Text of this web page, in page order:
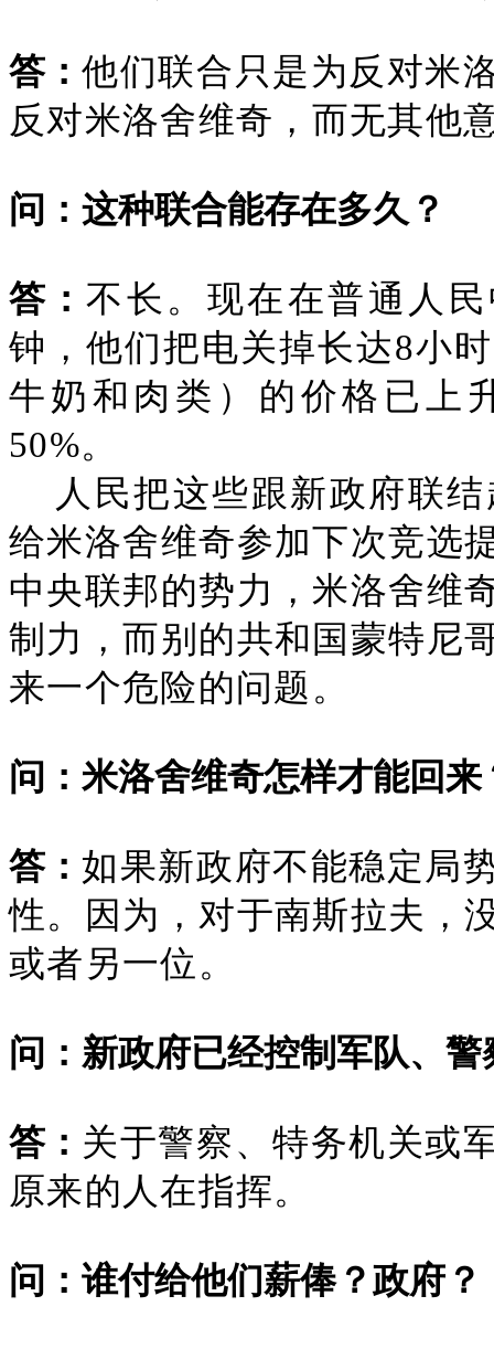
答：他们联合只是为反对米
反对米洛舍维奇，而无其他
问：这种联合能存在多久？
答：不长。现在在普通人
钟，他们把电关掉长达8小
牛奶和肉类）的价格已上
50%。
人民把这些跟新政府联
给米洛舍维奇参加下次竞选
中央联邦的势力，米洛舍维
制力，而别的共和国蒙特尼
来一个危险的问题。
问：米洛舍维奇怎样才能回
答：如果新政府不能稳定局
性。因为，对于南斯拉夫
或者另一位。
问：新政府已经控制军队、
答： 关于警察、特务机关或
原来的人在指挥。
问：谁付给他们薪俸？政府？